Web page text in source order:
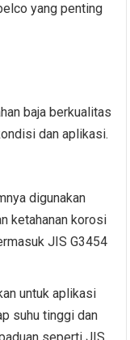
yang penting
baja berkualitas
dan aplikasi.
digunakan
ketahanan korosi
JIS G3454
untuk aplikasi
suhu tinggi dan